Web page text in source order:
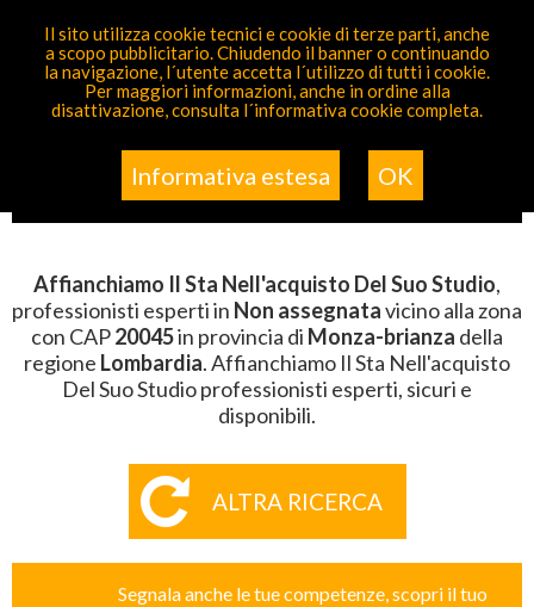
PARTECIPA GRATIS
Sei QuiElenco>Non Assegnata>Affianchiamo Il Sta
Nell'acquisto Del Suo Studio >Lombardia> Monza-
Brianza>CAP 20045
NELL'ACQUISTO DEL SUO STUDIO
DELLA ZONA CON CAP 20045
Affianchiamo Il Sta Nell'acquisto Del Suo Studio,
professionisti esperti in Non assegnatavicino alla zona
con CAP20045in provincia di Monza-brianza della
regione Lombardia. Affianchiamo Il Sta Nell'acquisto
Del Suo Studio professionisti esperti, sicuri e
disponibili.
ALTRA RICERCA
Segnala anche le tue competenze, scopri il tuo
Il sito utilizza cookie tecnici e cookie di terze parti, anche
a scopo pubblicitario. Chiudendo il banner o continuando
la navigazione, l´utente accetta l´utilizzo di tutti i cookie.
Per maggiori informazioni, anche in ordine alla
disattivazione, consulta l´informativa cookie completa.
Informativa estesa OK